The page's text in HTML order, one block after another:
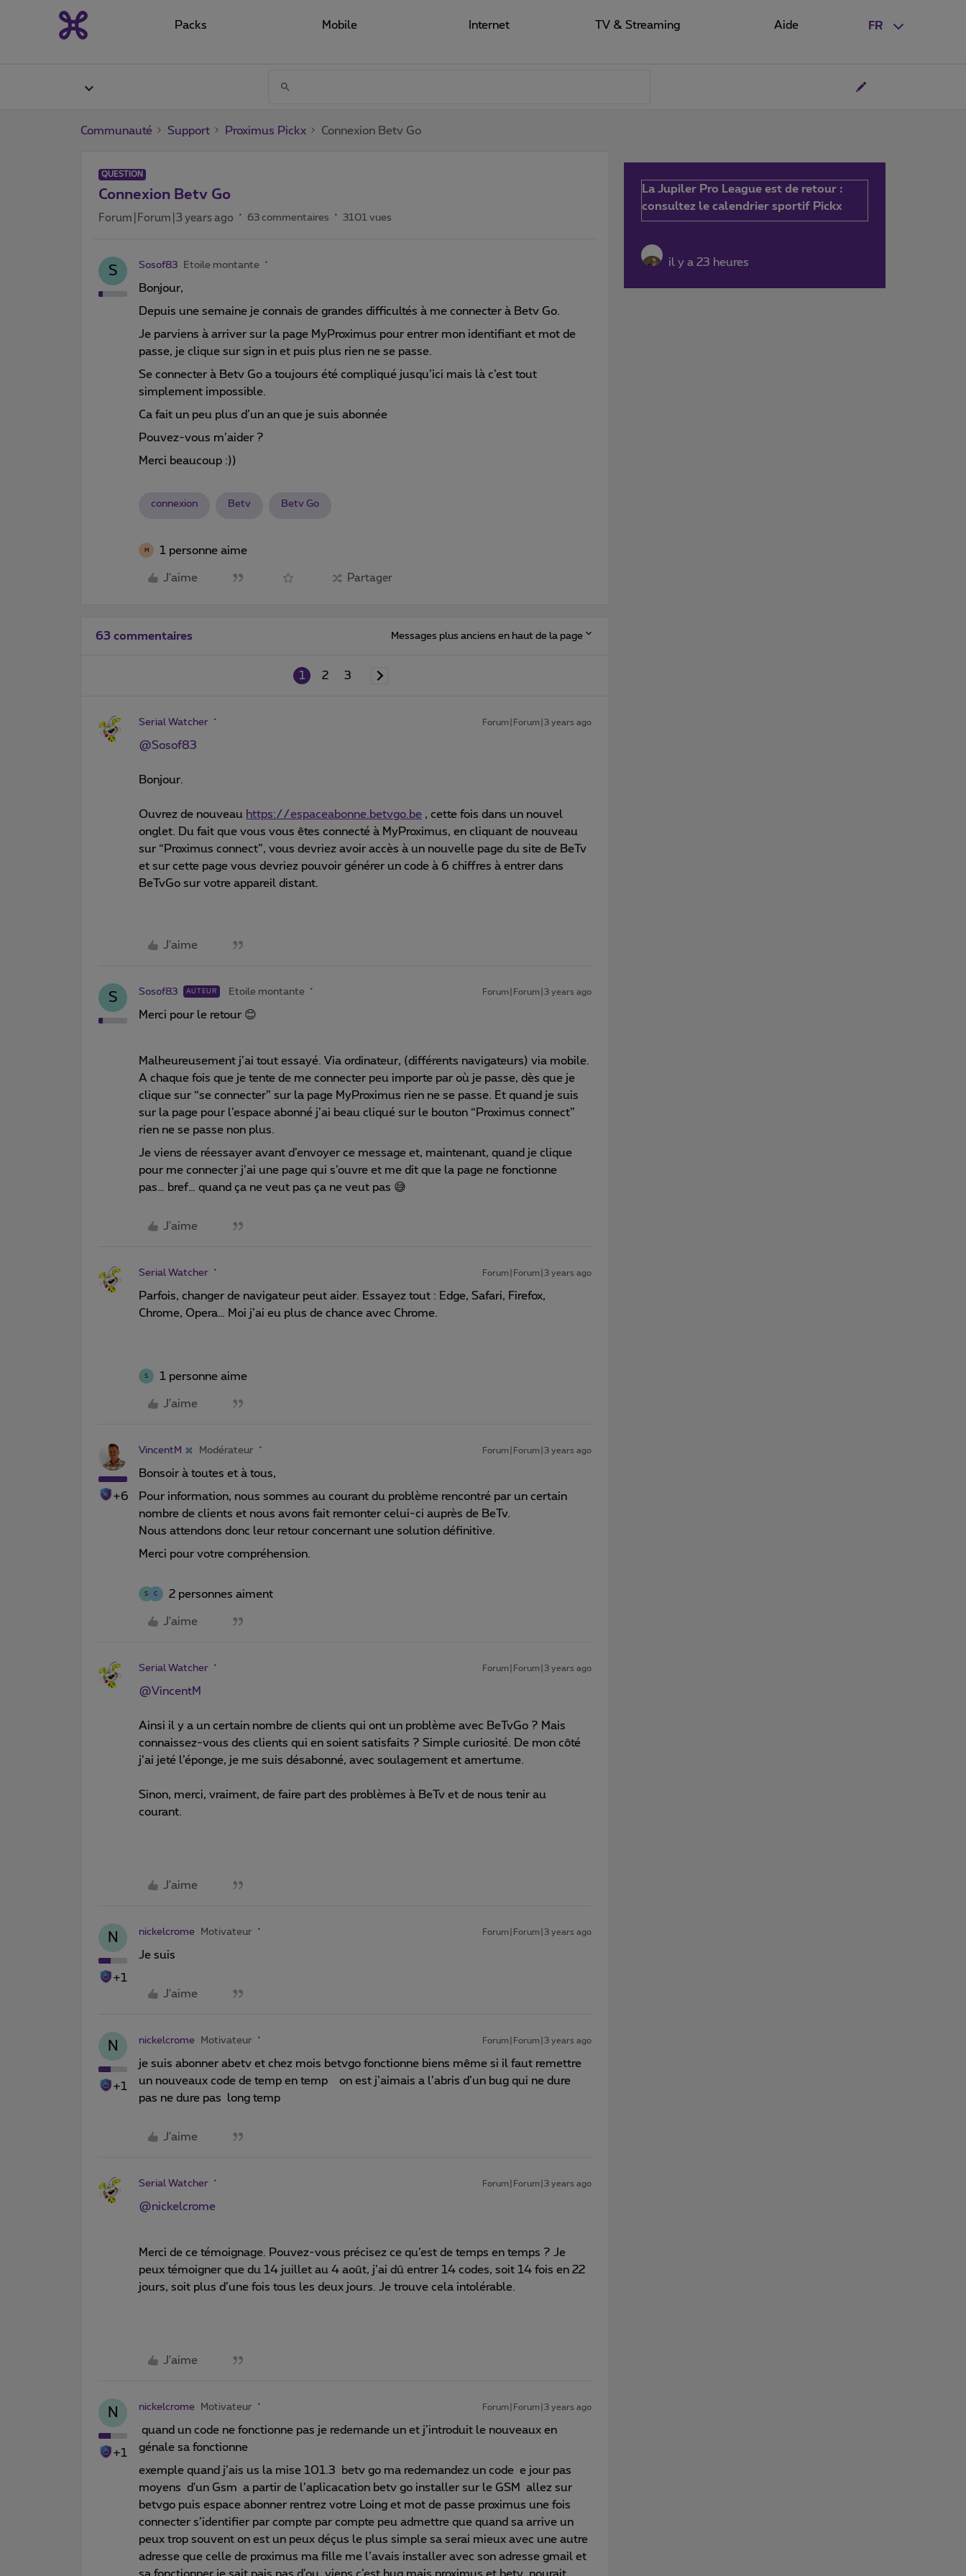
FR
Packs Mobile Internet TV & Streaming Aide
Communauté Support Proximus Pickx Connexion Betv Go
QUESTION
Connexion Betv Go
Forum|Forum|3 years ago 63 commentaires 3101 vues
S Sosof83 Etoile montante
Bonjour,
Depuis une semaine je connais de grandes difficultés à me connecter à Betv Go.
Je parviens à arriver sur la page MyProximus pour entrer mon identifiant et mot de
passe, je clique sur sign in et puis plus rien ne se passe.
Se connecter à Betv Go a toujours été compliqué jusqu’ici mais là c’est tout
simplement impossible.
Ca fait un peu plus d’un an que je suis abonnée
Pouvez-vous m’aider ?
Merci beaucoup :))
connexion Betv Betv Go
M 1 personne aime
J'aime Partager
63 commentaires Messages plus anciens en haut de la page
1 2 3
Serial Watcher Forum|Forum|3 years ago
@Sosof83
Bonjour.
Ouvrez de nouveau https://espaceabonne.betvgo.be , cette fois dans un nouvel
onglet. Du fait que vous vous êtes connecté à MyProximus, en cliquant de nouveau
sur “Proximus connect”, vous devriez avoir accès à un nouvelle page du site de BeTv
et sur cette page vous devriez pouvoir générer un code à 6 chiffres à entrer dans
BeTvGo sur votre appareil distant.
J'aime
S Sosof83 AUTEUR Etoile montante Forum|Forum|3 years ago
Merci pour le retour 😊
Malheureusement j’ai tout essayé. Via ordinateur, (différents navigateurs) via mobile.
A chaque fois que je tente de me connecter peu importe par où je passe, dès que je
clique sur “se connecter” sur la page MyProximus rien ne se passe. Et quand je suis
sur la page pour l’espace abonné j’ai beau cliqué sur le bouton “Proximus connect”
rien ne se passe non plus.
Je viens de réessayer avant d’envoyer ce message et, maintenant, quand je clique
pour me connecter j’ai une page qui s’ouvre et me dit que la page ne fonctionne
pas… bref… quand ça ne veut pas ça ne veut pas 😅
J'aime
Serial Watcher Forum|Forum|3 years ago
Parfois, changer de navigateur peut aider. Essayez tout : Edge, Safari, Firefox,
Chrome, Opera… Moi j’ai eu plus de chance avec Chrome.
S 1 personne aime
J'aime
+6
VincentM Modérateur Forum|Forum|3 years ago
Bonsoir à toutes et à tous,
Pour information, nous sommes au courant du problème rencontré par un certain
nombre de clients et nous avons fait remonter celui-ci auprès de BeTv.
Nous attendons donc leur retour concernant une solution définitive.
Merci pour votre compréhension.
S C 2 personnes aiment
J'aime
Serial Watcher Forum|Forum|3 years ago
@VincentM
Ainsi il y a un certain nombre de clients qui ont un problème avec BeTvGo ? Mais
connaissez-vous des clients qui en soient satisfaits ? Simple curiosité. De mon côté
j’ai jeté l’éponge, je me suis désabonné, avec soulagement et amertume.
Sinon, merci, vraiment, de faire part des problèmes à BeTv et de nous tenir au
courant.
J'aime
N
+1
nickelcrome Motivateur Forum|Forum|3 years ago
Je suis
J'aime
N
+1
nickelcrome Motivateur Forum|Forum|3 years ago
je suis abonner abetv et chez mois betvgo fonctionne biens même si il faut remettre
un nouveaux code de temp en temp on est j’aimais a l’abris d’un bug qui ne dure
pas ne dure pas long temp
J'aime
Serial Watcher Forum|Forum|3 years ago
@nickelcrome
Merci de ce témoignage. Pouvez-vous précisez ce qu’est de temps en temps ? Je
peux témoigner que du 14 juillet au 4 août, j’ai dû entrer 14 codes, soit 14 fois en 22
jours, soit plus d’une fois tous les deux jours. Je trouve cela intolérable.
J'aime
N
+1
nickelcrome Motivateur Forum|Forum|3 years ago
quand un code ne fonctionne pas je redemande un et j’introduit le nouveaux en
génale sa fonctionne
exemple quand j’ais us la mise 101.3 betv go ma redemandez un code e jour pas
moyens d'un Gsm a partir de l’aplicacation betv go installer sur le GSM allez sur
betvgo puis espace abonner rentrez votre Loing et mot de passe proximus une fois
connecter s’identifier par compte par compte peu admettre que quand sa arrive un
peux trop souvent on est un peux déçus le plus simple sa serai mieux avec une autre
adresse que celle de proximus ma fille me l’avais installer avec son adresse gmail et
sa fonctionner je sait pais pas d’ou viens c’est bug mais proximus et betv pourait
La Jupiler Pro League est de retour :
consultez le calendrier sportif Pickx
il y a 23 heures